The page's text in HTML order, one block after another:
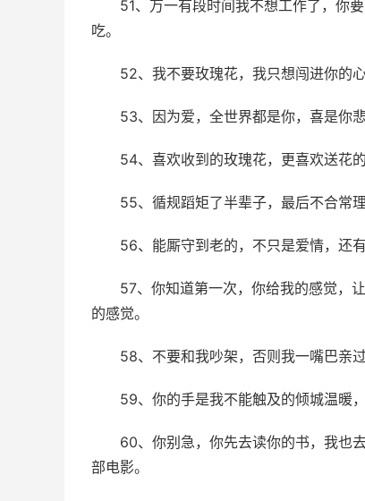
51、万一有段时间我不想工作了，你
吃。
52、我不要玫瑰花，我只想闯进你的
53、因为爱，全世界都是你，喜是你悲
54、喜欢收到的玫瑰花，更喜欢送花的
55、循规蹈矩了半辈子，最后不合常
56、能厮守到老的，不只是爱情，还有
57、你知道第一次，你给我的感觉，
的感觉。
58、不要和我吵架，否则我一嘴巴亲过
59、你的手是我不能触及的倾城温暖
60、你别急，你先去读你的书，我也
部电影。